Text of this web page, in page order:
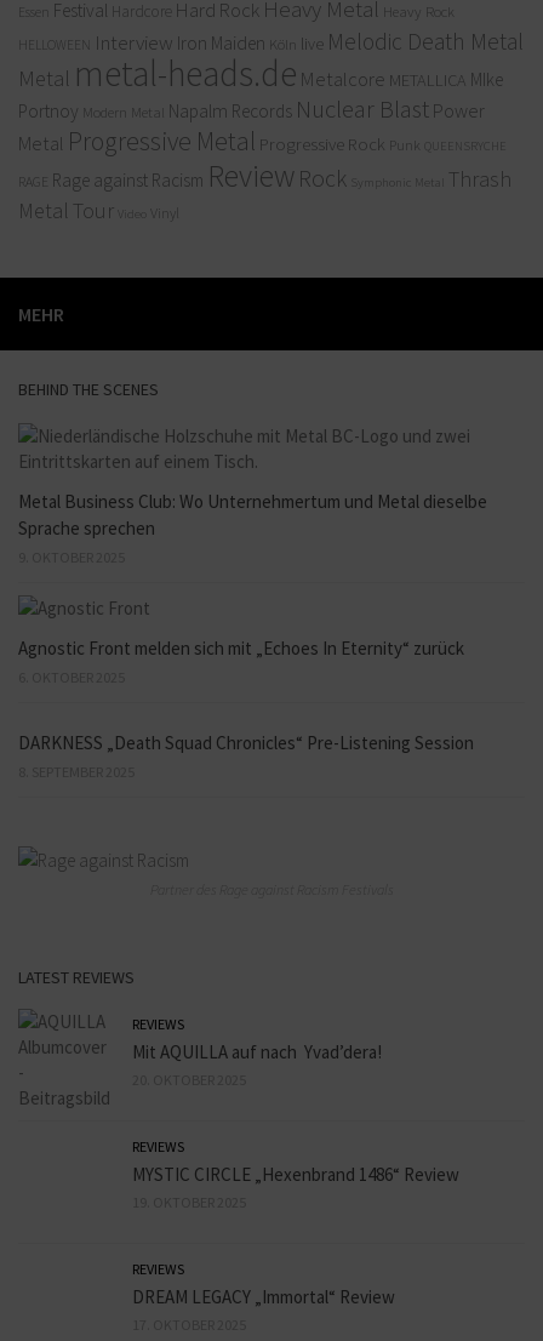
Essen Festival Hardcore Hard Rock Heavy Metal Heavy Rock
HELLOWEEN Interview Iron Maiden Köln live Melodic Death Metal
Metal metal-heads.de Metalcore METALLICA MIke
Portnoy Modern Metal Napalm Records Nuclear Blast Power
Metal Progressive Metal Progressive Rock Punk QUEENSRYCHE
RAGE Rage against Racism Review Rock Symphonic Metal
Thrash
Metal Tour Video Vinyl
MEHR
BEHIND THE SCENES
Metal Business Club: Wo Unternehmertum und Metal dieselbe
Sprache sprechen
Agnostic Front melden sich mit „Echoes In Eternity“ zurück
DARKNESS „Death Squad Chronicles“ Pre-Listening Session
LATEST REVIEWS
REVIEWS
Mit AQUILLA auf nach Yvad’dera!
REVIEWS
MYSTIC CIRCLE „Hexenbrand 1486“ Review
REVIEWS
DREAM LEGACY „Immortal“ Review